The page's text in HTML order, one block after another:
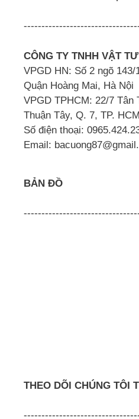
CÔNG TY TNHH VẬT
VPGD HN: Số 2 ngõ 143/
Quận Hoàng Mai, Hà Nội
VPGD TPHCM: 22/7 Tân
Thuận Tây, Q. 7, TP. HCM
Số điện thoại:
Email:
BẢN ĐỒ
THEO DÕI CHÚNG TÔI